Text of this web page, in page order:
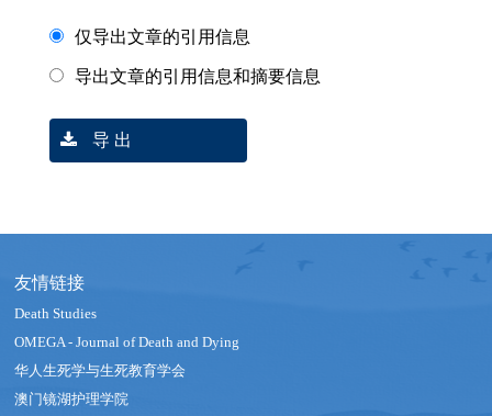
仅导出文章的引用信息
导出文章的引用信息和摘要信息
导 出
友情链接
Death Studies
OMEGA - Journal of Death and Dying
华人生死学与生死教育学会
澳门镜湖护理学院